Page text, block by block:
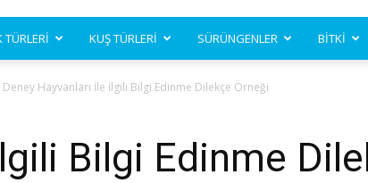
TÜRLERİ KUŞ TÜRLERİ SÜRÜNGENLER BİTKİ
Deney Hayvanları İle İlgili Bilgi Edinme Dilekçe Örneği
Bilgi Edinme